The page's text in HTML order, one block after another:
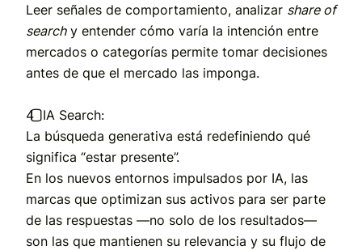
Leer señales de comportamiento, analizar share of
searchy entender cómo varía la intención entre
mercados o categorías permite tomar decisiones
antes de que el mercado las imponga.
4️⃣IA Search:
La búsqueda generativa está redefiniendo qué
significa “estar presente”.
En los nuevos entornos impulsados por IA, las
marcas que optimizan sus activos para ser parte
de las respuestas —no solo de los resultados—
son las que mantienen su relevancia y su flujo de